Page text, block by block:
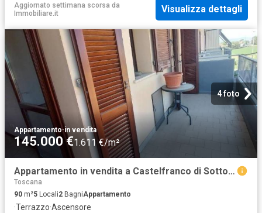
Aggiornato settimana scorsa da
Immobiliare.it
Visualizza dettagli
4 foto
Appartamento·in vendita
145.000 €1.611 €/m²
Appartamento in vendita a Castelfranco di Sotto PI
Toscana
90 m²5 Locali2 BagniAppartamento
·Terrazzo·Ascensore